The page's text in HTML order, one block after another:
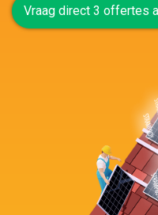
Vraag direct 3 offertes